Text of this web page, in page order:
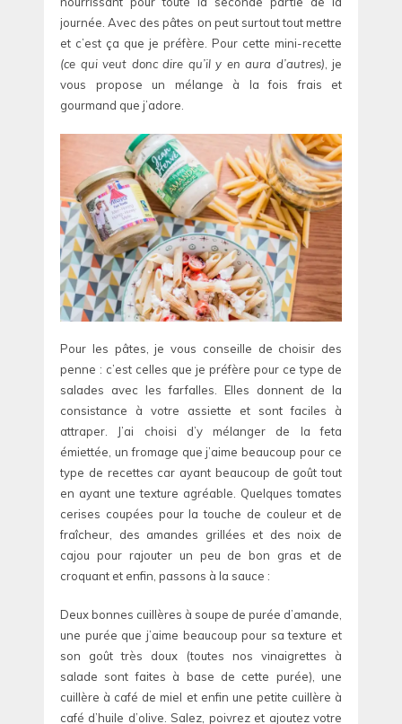
journée. Avec des pâtes on peut surtout tout mettre
et c’est ça que je préfère. Pour cette mini-recette
(ce qui veut donc dire qu’il y en aura d’autres) , je
vous propose un mélange à la fois frais et
gourmand que j’adore.
Pour les pâtes, je vous conseille de choisir des
penne : c’est celles que je préfère pour ce type de
salades avec les farfalles. Elles donnent de la
consistance à votre assiette et sont faciles à
attraper. J’ai choisi d’y mélanger de la feta
émiettée, un fromage que j’aime beaucoup pour ce
type de recettes car ayant beaucoup de goût tout
en ayant une texture agréable. Quelques tomates
cerises coupées pour la touche de couleur et de
fraîcheur, des amandes grillées et des noix de
cajou pour rajouter un peu de bon gras et de
croquant et enfin, passons à la sauce :
Deux bonnes cuillères à soupe de purée d’amande,
une purée que j’aime beaucoup pour sa texture et
son goût très doux (toutes nos vinaigrettes à
salade sont faites à base de cette purée), une
cuillère à café de miel et enfin une petite cuillère à
café d’huile d’olive. Salez, poivrez et ajoutez votre